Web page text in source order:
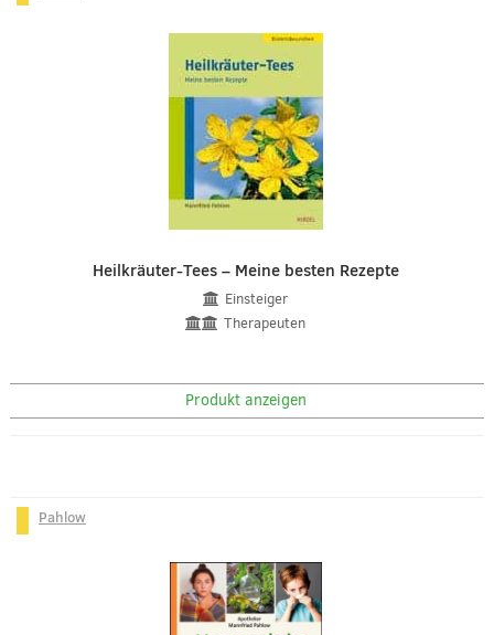
Heilkräuter-Tees – Meine besten Rezepte
Einsteiger
Therapeuten
Produkt anzeigen
Pahlow